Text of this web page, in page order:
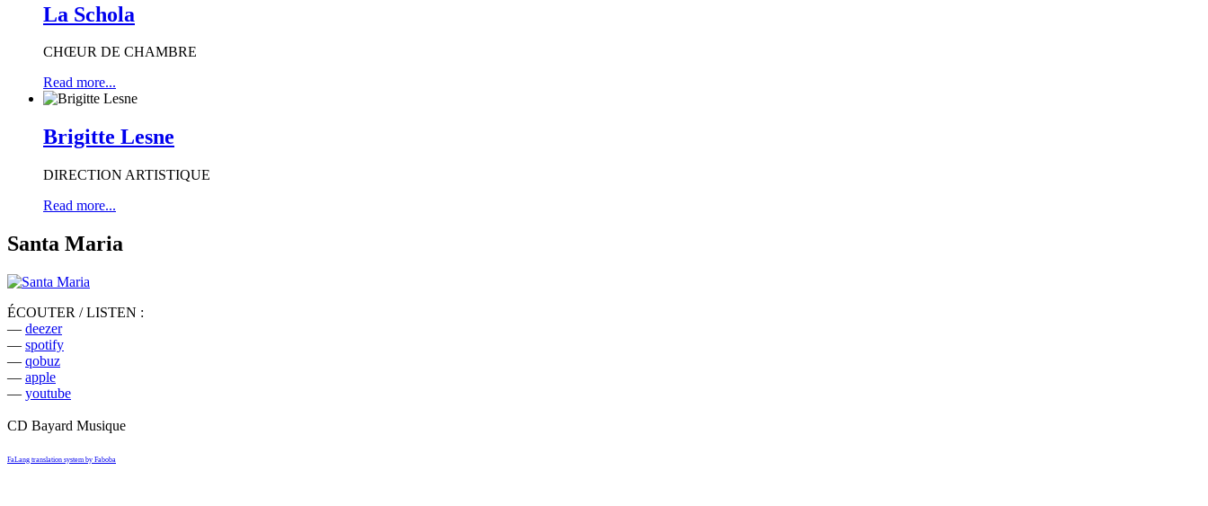
La Schola
CHŒUR DE CHAMBRE
Read more...
Brigitte Lesne
DIRECTION ARTISTIQUE
Read more...
Santa Maria
ÉCOUTER / LISTEN :
— deezer
— spotify
— qobuz
— apple
— youtube
CD Bayard Musique
FaLang translation system by Faboba